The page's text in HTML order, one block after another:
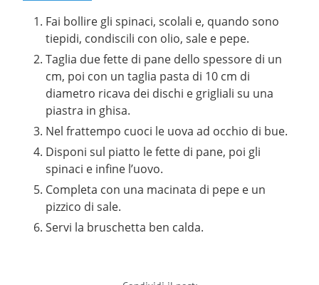
Fai bollire gli spinaci, scolali e, quando sono
tiepidi, condiscili con olio, sale e pepe.
Taglia due fette di pane dello spessore di un
cm, poi con un taglia pasta di 10 cm di
diametro ricava dei dischi e grigliali su una
piastra in ghisa.
Nel frattempo cuoci le uova ad occhio di bue.
Disponi sul piatto le fette di pane, poi gli
spinaci e infine l’uovo.
Completa con una macinata di pepe e un
pizzico di sale.
Servi la bruschetta ben calda.